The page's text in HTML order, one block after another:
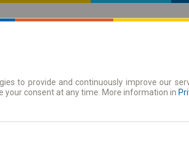
Season tickets
to provide and continuously improve our
your consent at any time. More information in